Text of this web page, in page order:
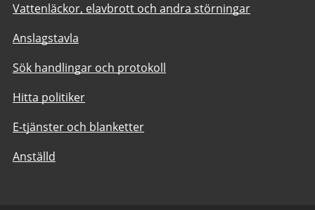
Vattenläckor, elavbrott och andra störningar
Anslagstavla
Sök handlingar och protokoll
Hitta politiker
E-tjänster och blanketter
Anställd